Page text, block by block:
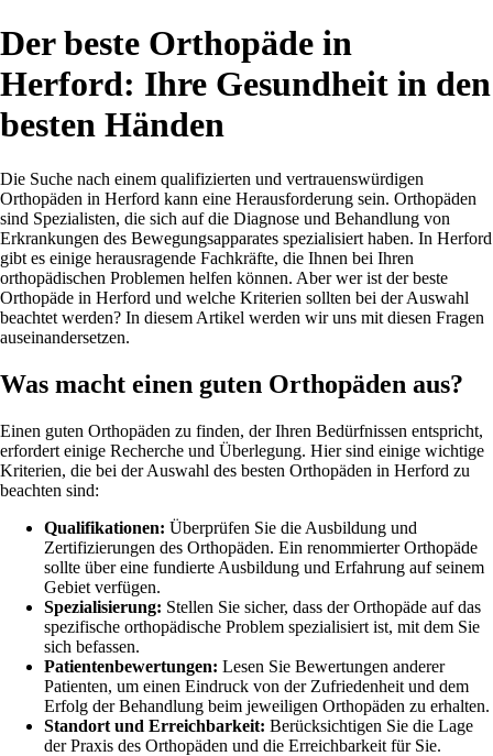
Der beste Orthopäde in
Herford: Ihre Gesundheit in den
besten Händen
Die Suche nach einem qualifizierten und vertrauenswürdigen
Orthopäden in Herford kann eine Herausforderung sein. Orthopäden
sind Spezialisten, die sich auf die Diagnose und Behandlung von
Erkrankungen des Bewegungsapparates spezialisiert haben. In Herford
gibt es einige herausragende Fachkräfte, die Ihnen bei Ihren
orthopädischen Problemen helfen können. Aber wer ist der beste
Orthopäde in Herford und welche Kriterien sollten bei der Auswahl
beachtet werden? In diesem Artikel werden wir uns mit diesen Fragen
auseinandersetzen.
Was macht einen guten Orthopäden aus?
Einen guten Orthopäden zu finden, der Ihren Bedürfnissen entspricht,
erfordert einige Recherche und Überlegung. Hier sind einige wichtige
Kriterien, die bei der Auswahl des besten Orthopäden in Herford zu
beachten sind:
Qualifikationen: Überprüfen Sie die Ausbildung und
Zertifizierungen des Orthopäden. Ein renommierter Orthopäde
sollte über eine fundierte Ausbildung und Erfahrung auf seinem
Gebiet verfügen.
Spezialisierung: Stellen Sie sicher, dass der Orthopäde auf das
spezifische orthopädische Problem spezialisiert ist, mit dem Sie
sich befassen.
Patientenbewertungen: Lesen Sie Bewertungen anderer
Patienten, um einen Eindruck von der Zufriedenheit und dem
Erfolg der Behandlung beim jeweiligen Orthopäden zu erhalten.
Standort und Erreichbarkeit: Berücksichtigen Sie die Lage
der Praxis des Orthopäden und die Erreichbarkeit für Sie.